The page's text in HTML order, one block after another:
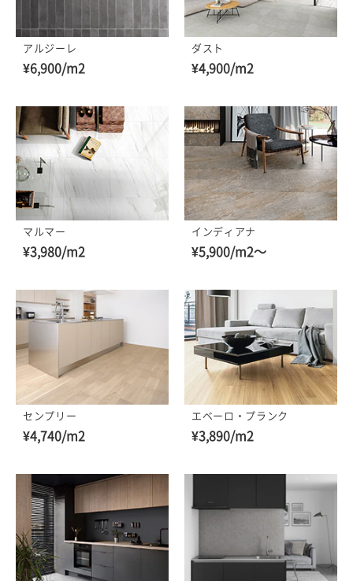
アルジーレ
¥6,900/m2
ダスト
¥4,900/m2
マルマー
¥3,980/m2
インディアナ
¥5,900/m2～
センプリー
¥4,740/m2
エベーロ・プランク
¥3,890/m2